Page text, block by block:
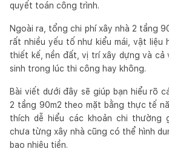
quyết toán công trình.
Ngoài ra, tổng chi phí xây nhà 2 tầng
rất nhiều yếu tố như kiểu mái, vật liệu
thiết kế, nền đất, vị trí xây dựng và cả
sinh trong lúc thi công hay không.
Bài viết dưới đây sẽ giúp bạn hiểu rõ
2 tầng 90m2 theo mặt bằng thực tế
thích dễ hiểu các khoản chi thường
chưa từng xây nhà cũng có thể hình
bao nhiêu tiền.